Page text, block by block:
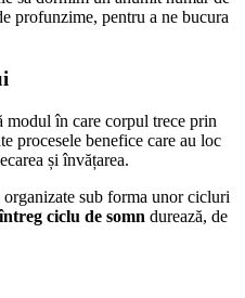
profunzime, pentru a ne bucura
în care corpul trece prin
procesele benefice care au loc
și învățarea.
organizate sub forma unor cicluri
întreg ciclu de somn durează, de